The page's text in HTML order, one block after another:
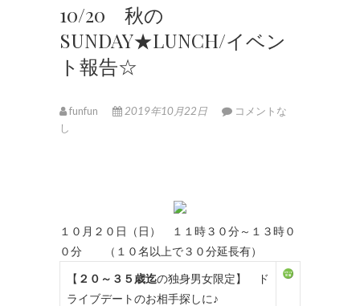
10/20 秋の
SUNDAY★LUNCH/イベン
ト報告☆
funfun 2019年10月22日
コメントな
し
１０月２０日（日） １１時３０分～１３時０
０分 （１０名以上で３０分延長有）
【 ２０～３５歳迄の独身男女限定】 ド
ライブデートのお相手探しに♪